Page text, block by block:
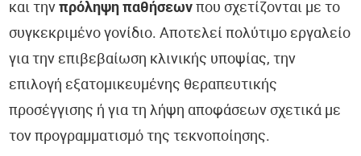
και τηνπρόληψη παθήσεων που σχετίζονται με το
συγκεκριμένο γονίδιο. Αποτελεί πολύτιμο εργαλείο
για την επιβεβαίωση κλινικής υποψίας, την
επιλογή εξατομικευμένης θεραπευτικής
προσέγγισης ή για τη λήψη αποφάσεων σχετικά με
τον προγραμματισμό της τεκνοποίησης.